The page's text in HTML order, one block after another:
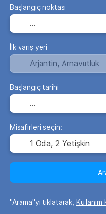
Başlangıç noktası
İlk varış yeri
Başlangıç tarihi
Misafirleri seçin:
1 Oda, 2 Yetişkin
"Arama"yı tıklatarak, Kullanım